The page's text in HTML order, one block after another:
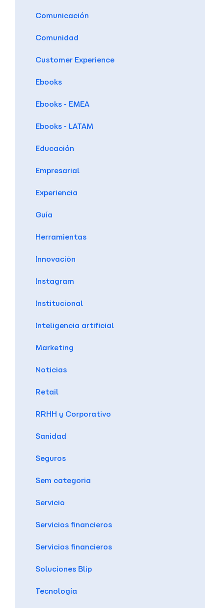
Comunicación
Comunidad
Customer Experience
Ebooks
Ebooks - EMEA
Ebooks - LATAM
Educación
Empresarial
Experiencia
Guía
Herramientas
Innovación
Instagram
Institucional
Inteligencia artificial
Marketing
Noticias
Retail
RRHH y Corporativo
Sanidad
Seguros
Sem categoria
Servicio
Servicios financieros
Servicios financieros
Soluciones Blip
Tecnología